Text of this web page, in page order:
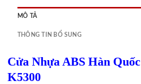
MÔ TẢ
THÔNG TIN BỔ SUNG
Cửa Nhựa ABS Hàn
K5300